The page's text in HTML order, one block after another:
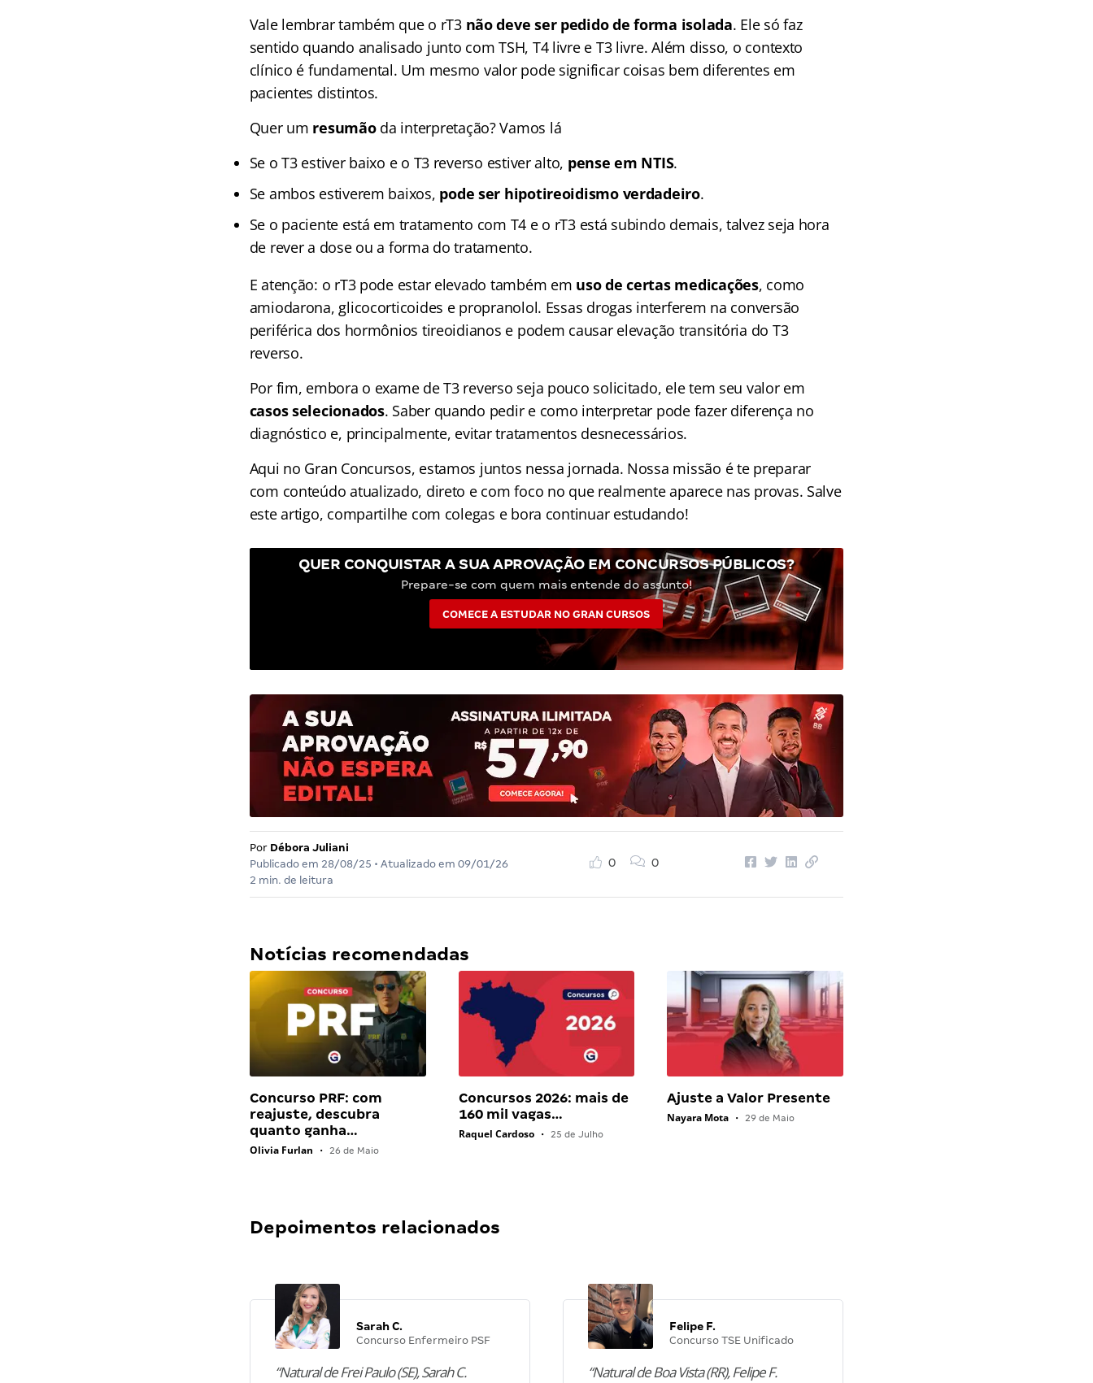
Vale lembrar também que o rT3 não deve ser pedido de forma isolada. Ele só faz
sentido quando analisado junto com TSH, T4 livre e T3 livre. Além disso, o contexto
clínico é fundamental. Um mesmo valor pode significar coisas bem diferentes em
pacientes distintos.
Quer um resumãoda interpretação? Vamos lá
Se o T3 estiver baixo e o T3 reverso estiver alto, pense em NTIS.
Se ambos estiverem baixos, pode ser hipotireoidismo verdadeiro.
Se o paciente está em tratamento com T4 e o rT3 está subindo demais, talvez seja hora
de rever a dose ou a forma do tratamento.
E atenção: o rT3 pode estar elevado também em uso de certas medicações, como
amiodarona, glicocorticoides e propranolol. Essas drogas interferem na conversão
periférica dos hormônios tireoidianos e podem causar elevação transitória do T3
reverso.
Por fim, embora o exame de T3 reverso seja pouco solicitado, ele tem seu valor em
casos selecionados. Saber quando pedir e como interpretar pode fazer diferença no
diagnóstico e, principalmente, evitar tratamentos desnecessários.
Aqui no Gran Concursos, estamos juntos nessa jornada. Nossa missão é te preparar
com conteúdo atualizado, direto e com foco no que realmente aparece nas provas. Salve
este artigo, compartilhe com colegas e bora continuar estudando!
QUER CONQUISTAR A SUA APROVAÇÃO EM CONCURSOS PÚBLICOS?
Prepare-se com quem mais entende do assunto!
COMECE A ESTUDAR NO GRAN CURSOS
Por Débora Juliani
Publicado em 28/08/25 • Atualizado em 09/01/26
2 min. de leitura
0 0
Notícias recomendadas
Concurso PRF: com
reajuste, descubra
quanto ganha…
Olivia Furlan • 26 de Maio
Concursos 2026: mais de
160 mil vagas…
Raquel Cardoso • 25 de Julho
Ajuste a Valor Presente
Nayara Mota • 29 de Maio
Depoimentos relacionados
Sarah C.
Concurso Enfermeiro PSF
“Natural de Frei Paulo (SE), Sarah C.
Felipe F.
Concurso TSE Unificado
“Natural de Boa Vista (RR), Felipe F.